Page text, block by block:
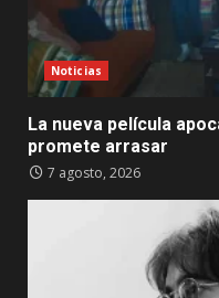
Noticias
La nueva película
promete arrasar
7 agosto, 2026